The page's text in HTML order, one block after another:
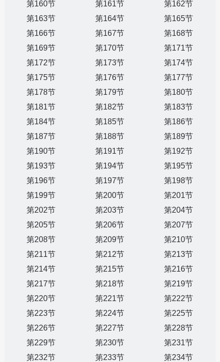
第160节 第161节
第162节
第163节
第164节
第165节
第166节
第167节
第168节
第169节
第170节
第171节
第172节
第173节
第174节
第175节
第176节
第177节
第178节
第179节
第180节
第181节
第182节
第183节
第184节
第185节
第186节
第187节
第188节
第189节
第190节
第191节
第192节
第193节
第194节
第195节
第196节
第197节
第198节
第199节
第200节
第201节
第202节
第203节
第204节
第205节
第206节
第207节
第208节
第209节
第210节
第211节
第212节
第213节
第214节
第215节
第216节
第217节
第218节
第219节
第220节
第221节
第222节
第223节
第224节
第225节
第226节
第227节
第228节
第229节
第230节
第231节
第232节
第233节
第234节